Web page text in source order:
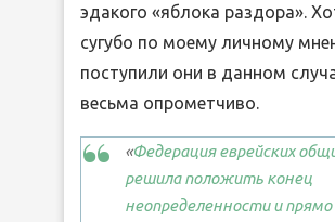
эдакого «яблока раздора».
сугубо по моему личному
поступили они в данном
весьма опрометчиво.
«Федерация еврейских
решила положить конец
неопределенности и прямо